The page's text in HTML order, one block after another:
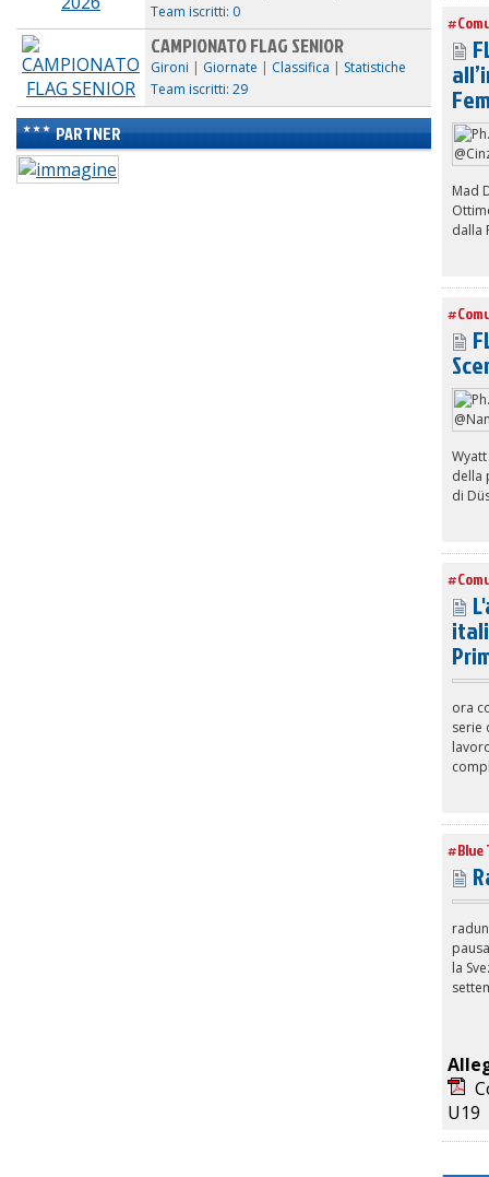
Team iscritti: 0
CAMPIONATO FLAG SENIOR
Gironi | Giornate | Classifica | Statistiche
Team iscritti: 29
PARTNER
Mad
dalla
della
di
ora
serie
#Blue
la
U19